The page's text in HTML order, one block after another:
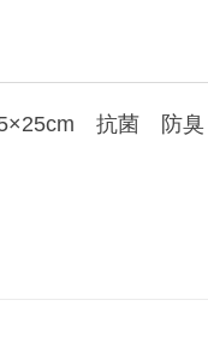
抗菌 防